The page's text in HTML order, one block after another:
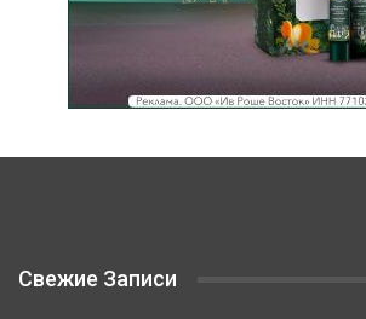
Свежие Записи